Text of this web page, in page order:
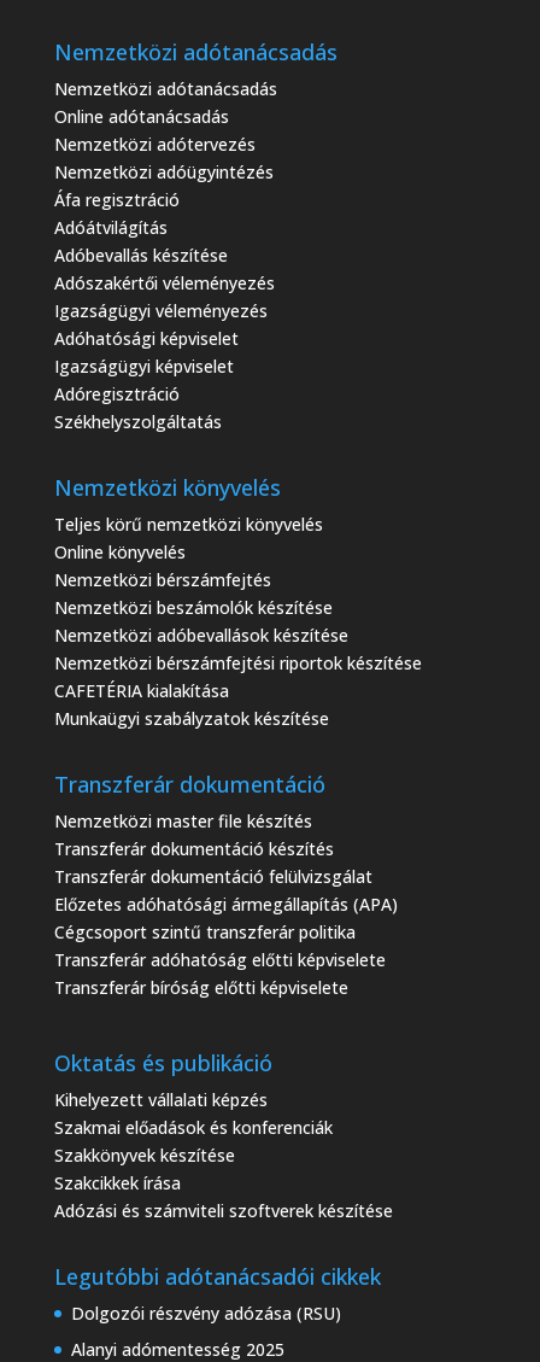
Nemzetközi adótanácsadás
Nemzetközi adótanácsadás
Online adótanácsadás
Nemzetközi adótervezés
Nemzetközi adóügyintézés
Áfa regisztráció
Adóátvilágítás
Adóbevallás készítése
Adószakértői véleményezés
Igazságügyi véleményezés
Adóhatósági képviselet
Igazságügyi képviselet
Adóregisztráció
Székhelyszolgáltatás
Nemzetközi könyvelés
Teljes körű nemzetközi könyvelés
Online könyvelés
Nemzetközi bérszámfejtés
Nemzetközi beszámolók készítése
Nemzetközi adóbevallások készítése
Nemzetközi bérszámfejtési riportok készítése
CAFETÉRIA kialakítása
Munkaügyi szabályzatok készítése
Transzferár dokumentáció
Nemzetközi master file készítés
Transzferár dokumentáció készítés
Transzferár dokumentáció felülvizsgálat
Előzetes adóhatósági ármegállapítás (APA)
Cégcsoport szintű transzferár politika
Transzferár adóhatóság előtti képviselete
Transzferár bíróság előtti képviselete
Oktatás és publikáció
Kihelyezett vállalati képzés
Szakmai előadások és konferenciák
Szakkönyvek készítése
Szakcikkek írása
Adózási és számviteli szoftverek készítése
Legutóbbi adótanácsadói cikkek
Dolgozói részvény adózása (RSU)
Alanyi adómentesség 2025